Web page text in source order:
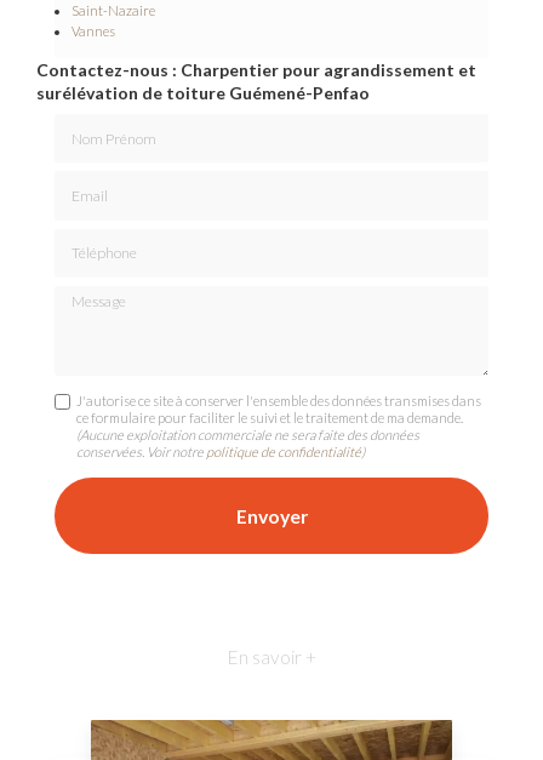
Saint-Nazaire
Vannes
Contactez-nous : Charpentier pour agrandissement et
surélévation de toiture Guémené-Penfao
Message
J'autorise ce site à conserver l'ensemble des données transmises dans
ce formulaire pour faciliter le suivi et le traitement de ma demande.
(Aucune exploitation commerciale ne sera faite des données
conservées. Voir notre politique de confidentialité)
En savoir +